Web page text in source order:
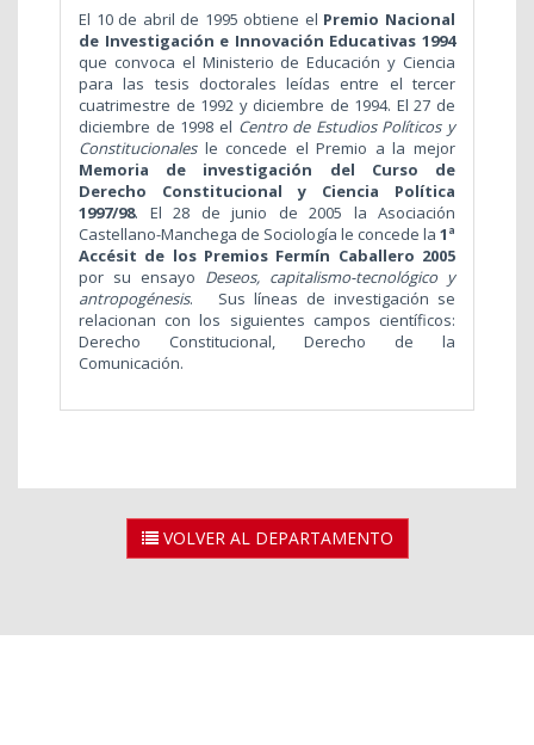
El 10 de abril de 1995 obtiene el Premio Nacional
de Investigación e Innovación Educativas 1994
que convoca el Ministerio de Educación y Ciencia
para las tesis doctorales leídas entre el tercer
cuatrimestre de 1992 y diciembre de 1994. El 27 de
diciembre de 1998 el Centro de Estudios Políticos y
Constitucionalesle concede el Premio a la mejor
Memoria de investigación del Curso de
Derecho Constitucional y Ciencia Política
1997/98. El 28 de junio de 2005 la Asociación
Castellano-Manchega de Sociología le concede la 1ª
Accésit de los Premios Fermín Caballero 2005
por su ensayo Deseos, capitalismo-tecnológico y
antropogénesis. Sus líneas de investigación se
relacionan con los siguientes campos científicos:
Derecho Constitucional, Derecho de la
Comunicación.
VOLVER AL DEPARTAMENTO